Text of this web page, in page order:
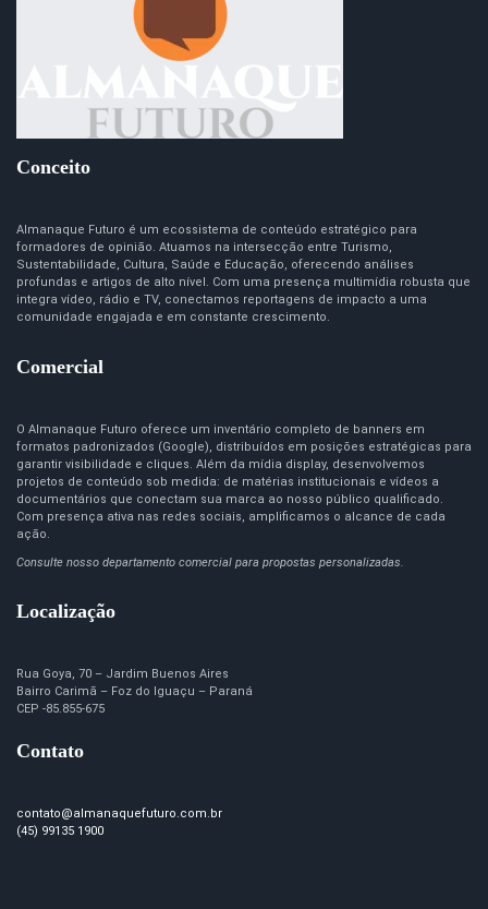
Conceito
Almanaque Futuro é um ecossistema de conteúdo estratégico para
formadores de opinião. Atuamos na intersecção entre Turismo,
Sustentabilidade, Cultura, Saúde e Educação, oferecendo análises
profundas e artigos de alto nível. Com uma presença multimídia robusta que
integra vídeo, rádio e TV, conectamos reportagens de impacto a uma
comunidade engajada e em constante crescimento.
Comercial
O Almanaque Futuro oferece um inventário completo de banners em
formatos padronizados (Google), distribuídos em posições estratégicas para
garantir visibilidade e cliques. Além da mídia display, desenvolvemos
projetos de conteúdo sob medida: de matérias institucionais e vídeos a
documentários que conectam sua marca ao nosso público qualificado.
Com presença ativa nas redes sociais, amplificamos o alcance de cada
ação.
Consulte nosso departamento comercial para propostas personalizadas.
Localização
Rua Goya, 70 – Jardim Buenos Aires
Bairro Carimã – Foz do Iguaçu – Paraná
CEP -85.855-675
Contato
contato@almanaquefuturo.com.br
(45) 99135 1900